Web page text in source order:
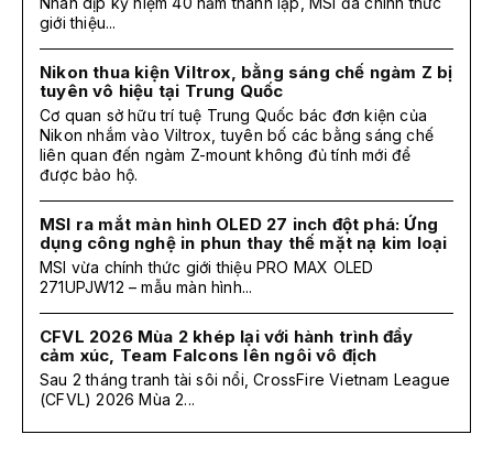
giới thiệu...
Nikon thua kiện Viltrox, bằng sáng chế ngàm Z bị
tuyên vô hiệu tại Trung Quốc
Cơ quan sở hữu trí tuệ Trung Quốc bác đơn kiện của
Nikon nhắm vào Viltrox, tuyên bố các bằng sáng chế
liên quan đến ngàm Z-mount không đủ tính mới để
được bảo hộ.
MSI ra mắt màn hình OLED 27 inch đột phá: Ứng
dụng công nghệ in phun thay thế mặt nạ kim loại
MSI vừa chính thức giới thiệu PRO MAX OLED
271UPJW12 – mẫu màn hình...
CFVL 2026 Mùa 2 khép lại với hành trình đầy
cảm xúc, Team Falcons lên ngôi vô địch
Sau 2 tháng tranh tài sôi nổi, CrossFire Vietnam League
(CFVL) 2026 Mùa 2...